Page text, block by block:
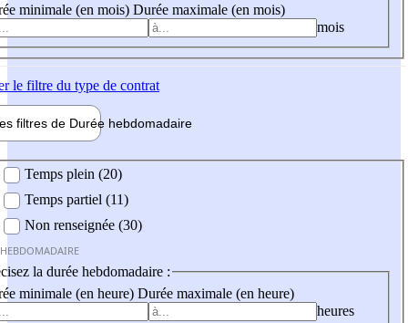
minimale (en mois) Durée maximale (en mois)
mois
le filtre du type de contrat
filtres de Durée hebdomadaire
Temps plein (20)
Temps partiel (11)
Non renseignée (30)
la durée hebdomadaire :
minimale (en heure) Durée maximale (en heure)
heures